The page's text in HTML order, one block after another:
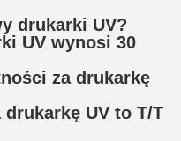
drukarki UV?
UV wynosi 30
za drukarkę
drukarkę UV to T/T